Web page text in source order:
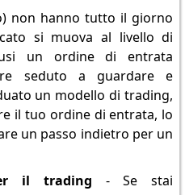
non hanno tutto il giorno
si muova al livello di
un ordine di entrata
seduto a guardare e
un modello di trading,
il tuo ordine di entrata, lo
un passo indietro per un
il trading - Se stai